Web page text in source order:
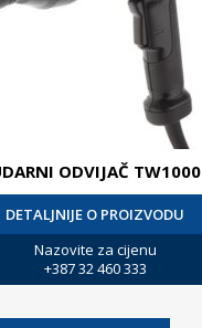
ODVIJAČ TW1000
DETALJNIJE O PROIZVODU
Nazovite za cijenu
+387 32 460 333